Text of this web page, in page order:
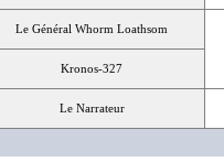
Le Général Whorm Loathsom
Kronos-327
Le Narrateur